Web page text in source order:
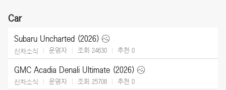
Car
Subaru Uncharted (2026)
신차소식 운영자 조회 24630 추천 0
GMC Acadia Denali Ultimate (2026)
신차소식 운영자 조회 25708 추천 0